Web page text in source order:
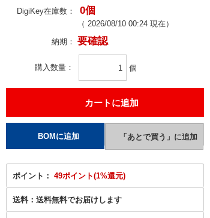
DigiKey在庫数： 0個
（ 2026/08/10 00:24 現在）
納期： 要確認
購入数量 個
ポイント： 49ポイント(1%還元)
送料： 送料無料でお届けします